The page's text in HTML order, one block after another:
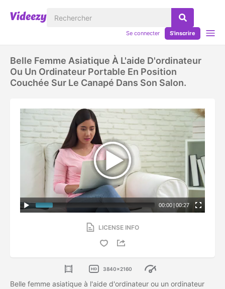
Se connecter S'inscrire
Belle Femme Asiatique À L'aide D'ordinateur
Ou Un Ordinateur Portable En Position
Couchée Sur Le Canapé Dans Son Salon.
00:00 | 00:27
LICENSE INFO
3840x2160
Belle femme asiatique à l'aide d'ordinateur ou un ordinateur